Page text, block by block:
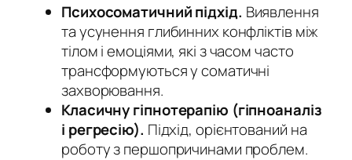
Психосоматичний підхід. Виявлення
та усунення глибинних конфліктів між
тілом і емоціями, які з часом часто
трансформуються у соматичні
захворювання.
Класичну гіпнотерапію (гіпноаналіз
і регресію). Підхід, орієнтований на
роботу з першопричинами проблем.